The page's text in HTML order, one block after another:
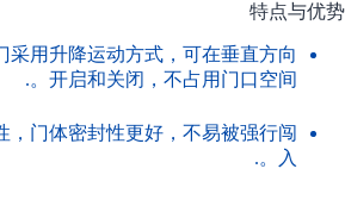
特点与优势
采用升降运动方式，可在垂直方向
开启和关闭，不占用门口空间。.
，门体密封性更好，不易被强行闯
入。.